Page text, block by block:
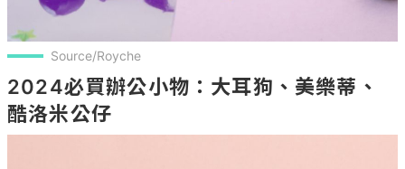
Source/Royche
2024必買辦公小物：大耳狗、美樂蒂、
酷洛米公仔